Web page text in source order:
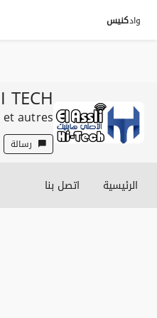
وادكنيس
TECH
autres
رسالة
الرئيسية اتصل بنا